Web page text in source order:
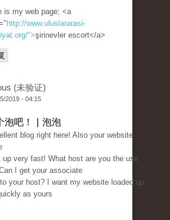
is my web page; <a
http://www.uluslararasi-
">şirinevler escort</a>
(未验证)
2019 - 04:15
泡吧！ | 泡泡
blog right here! Also your website
up very fast! What host are you the use
I get your associate
to your host? I want my website loaded up
as yours